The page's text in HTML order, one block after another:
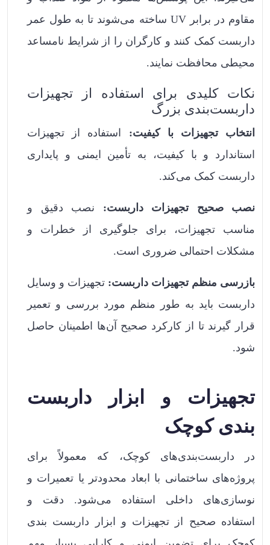
مقاوم در برابر UV ساخته می‌شوند تا به طول عمر
داربست کمک کنند و کارگران را از شرایط نامساعد
محیطی محافظت نمایند.
نکات کلیدی برای استفاده از تجهیزات
داربست‌بندی بزرگ
انتخاب تجهیزات با کیفیت: استفاده از تجهیزات
استاندارد و با کیفیت، به تأمین ایمنی و پایداری
داربست کمک می‌کند.
نصب صحیح تجهیزات داربست: نصب دقیق و
مناسب تجهیزات، برای جلوگیری از خطرات و
مشکلات احتمالی ضروری است.
بازرسی منظم تجهیزات داربست: تجهیزات و وسایل
داربست باید به طور منظم مورد بررسی و تعمیر
قرار گیرند تا از کارکرد صحیح آن‌ها اطمینان حاصل
شود.
تجهیزات و ابزار داربست
بندی کوچک
در داربست‌بندی‌های کوچک، که معمولاً برای
پروژه‌های ساختمانی با ابعاد محدودتر یا تعمیرات و
نوسازی‌های داخلی استفاده می‌شود. دقت و
استفاده صحیح از تجهیزات و ابزار داربست بندی